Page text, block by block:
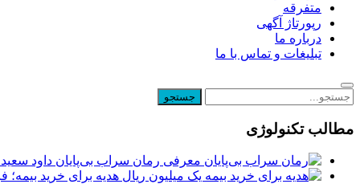
متفرقه
رپورتاژ آگهی
درباره ما
تبلیغات و تماس با ما
مطالب تکنولوژی
معرفی رمان سراب بی‌پایان داود
یک میلیون ریال هدیه برای خرید